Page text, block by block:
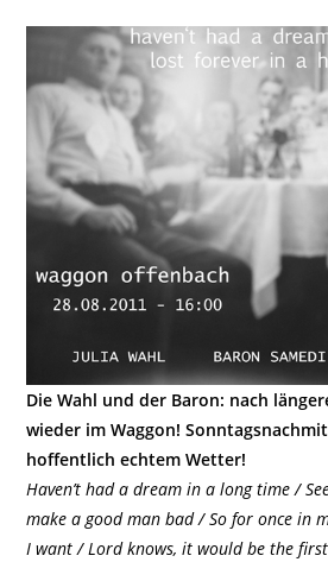
Die Wahl und der Baron: nach
wieder im Waggon!
hoffentlich echtem Wetter!
Haven’t had a dream in a long time /
make a good man bad / So for once in
I want / Lord knows, it would be the